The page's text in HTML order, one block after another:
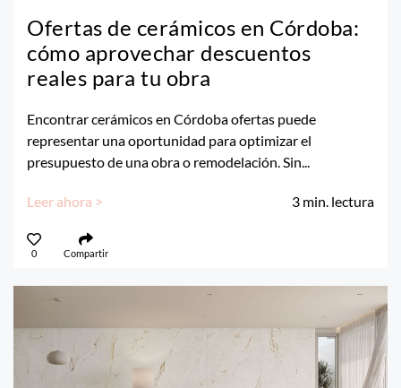
Ofertas de cerámicos en Córdoba:
cómo aprovechar descuentos
reales para tu obra
Encontrar cerámicos en Córdoba ofertas puede
representar una oportunidad para optimizar el
presupuesto de una obra o remodelación. Sin...
Leer ahora > 3 min. lectura
0 Compartir